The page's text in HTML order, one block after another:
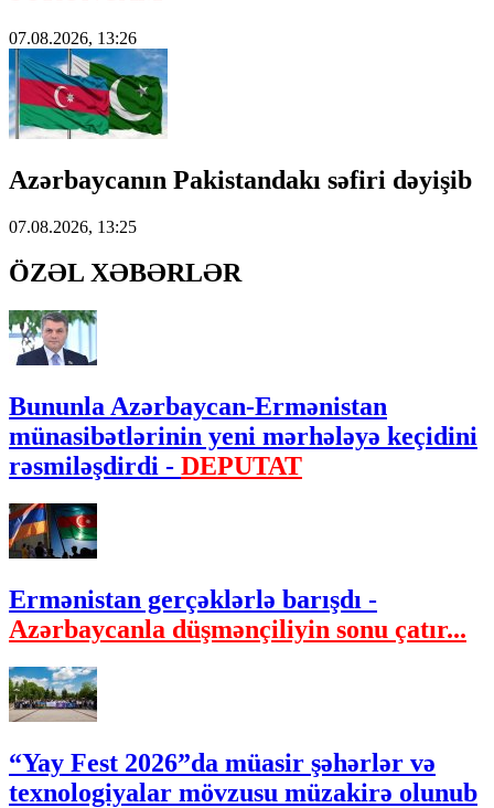
07.08.2026, 13:26
Azərbaycanın Pakistandakı səfiri dəyişib
07.08.2026, 13:25
ÖZƏL XƏBƏRLƏR
Bununla Azərbaycan-Ermənistan
münasibətlərinin yeni mərhələyə keçidini
rəsmiləşdirdi - DEPUTAT
Ermənistan gerçəklərlə barışdı -
Azərbaycanla düşmənçiliyin sonu çatır...
“Yay Fest 2026”da müasir şəhərlər və
texnologiyalar mövzusu müzakirə olunub